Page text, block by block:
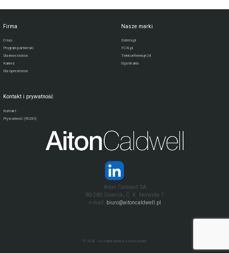
Firma
O nas
Program partnerski
Dla inwestorów
Kariera
Dla operatorów
Nasze marki
Datera.pl
FCN.pl
Telekonferencje24
iSpotkania
Kontakt i prywatność
Kontakt
Prywatność (RODO)
Aiton Caldwell SA
80-280 Gdańsk, C. K. Norwida 1
e-mail:
biuro@aitoncaldwell.pl
© 2026 - wszelkie prawa zastrzeżone